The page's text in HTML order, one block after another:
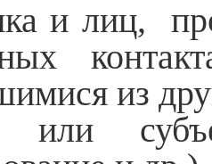
и лиц,
из
или